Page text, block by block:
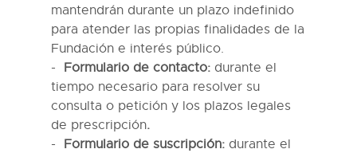
mantendrán durante un plazo indefinido
para atender las propias finalidades de la
Fundación e interés público.
Formulario de contacto: durante el
tiempo necesario para resolver su
consulta o petición y los plazos legales
de prescripción.
Formulario de suscripción: durante el